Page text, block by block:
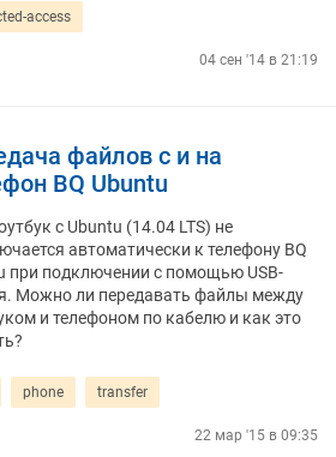
access
04 сен '14 в 21:19
файлов с и на
BQ Ubuntu
с Ubuntu (14.04 LTS) не
автоматически к телефону BQ
при подключении с помощью USB-
Можно ли передавать файлы между
и телефоном по кабелю и как это
phone transfer
22 мар '15 в 09:35